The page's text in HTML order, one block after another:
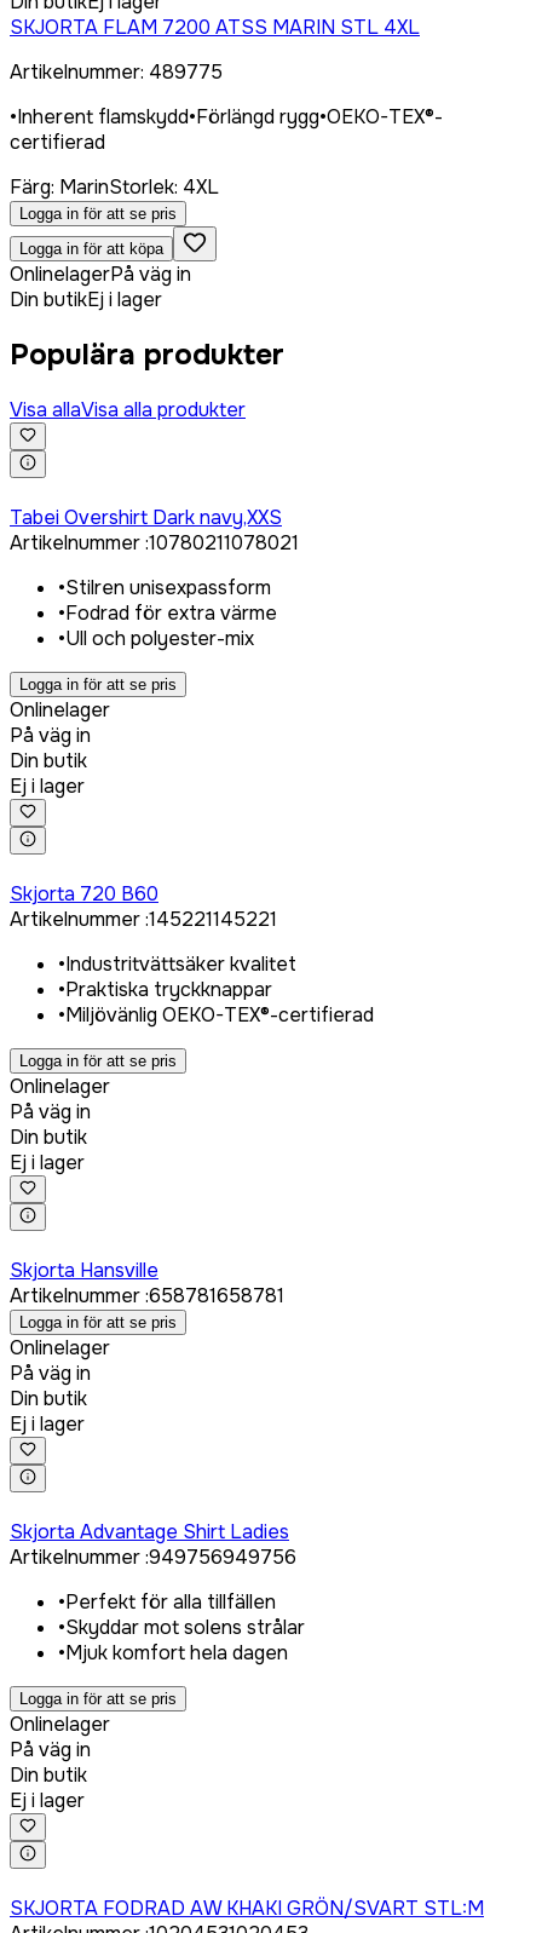
SKJORTA FLAM 7200 ATSS MARIN STL 4XL
Artikelnummer: 489775
•Inherent flamskydd•Förlängd rygg•OEKO-TEX®-
certifierad
Färg: MarinStorlek: 4XL
Logga in för att se pris
Logga in för att köpa
OnlinelagerPå väg in
Din butikEj i lager
Populära produkter
Visa allaVisa alla produkter
Tabei Overshirt Dark navy,XXS
Artikelnummer:10780211078021
•Stilren unisexpassform
•Fodrad för extra värme
•Ull och polyester-mix
Logga in för att se pris
Onlinelager
På väg in
Din butik
Ej i lager
Skjorta 720 B60
Artikelnummer:145221145221
•Industritvättsäker kvalitet
•Praktiska tryckknappar
•Miljövänlig OEKO-TEX®-certifierad
Logga in för att se pris
Onlinelager
På väg in
Din butik
Ej i lager
Skjorta Hansville
Artikelnummer:658781658781
Logga in för att se pris
Onlinelager
På väg in
Din butik
Ej i lager
Skjorta Advantage Shirt Ladies
Artikelnummer:949756949756
•Perfekt för alla tillfällen
•Skyddar mot solens strålar
•Mjuk komfort hela dagen
Logga in för att se pris
Onlinelager
På väg in
Din butik
Ej i lager
SKJORTA FODRAD AW KHAKI GRÖN/SVART STL:M